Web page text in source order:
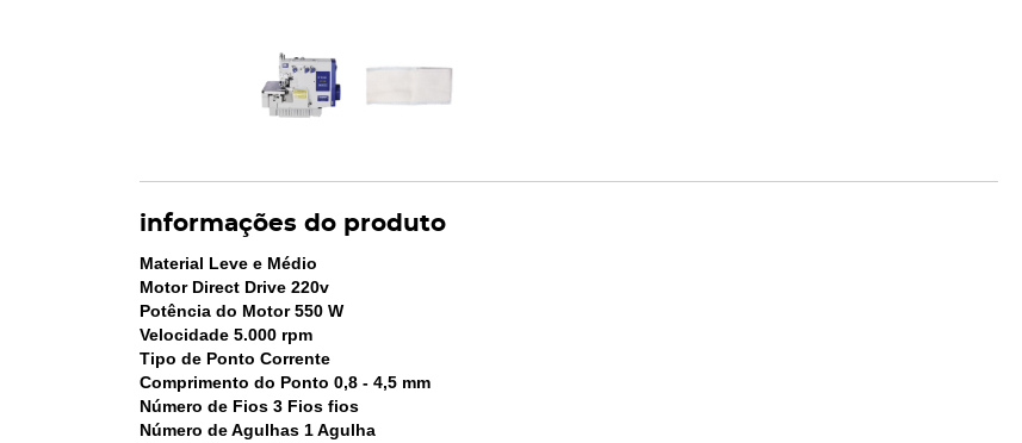
informações do produto
Material Leve e Médio
Motor Direct Drive 220v
Potência do Motor 550 W
Velocidade 5.000 rpm
Tipo de Ponto Corrente
Comprimento do Ponto 0,8 - 4,5 mm
Número de Fios 3 Fios fios
Número de Agulhas 1 Agulha